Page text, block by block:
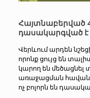
Հայտնաբերված
դասակարգված է
Վերևում արդեն
որոնք ցույց են
կարող են
առաջացման
ոչ բոլորն են